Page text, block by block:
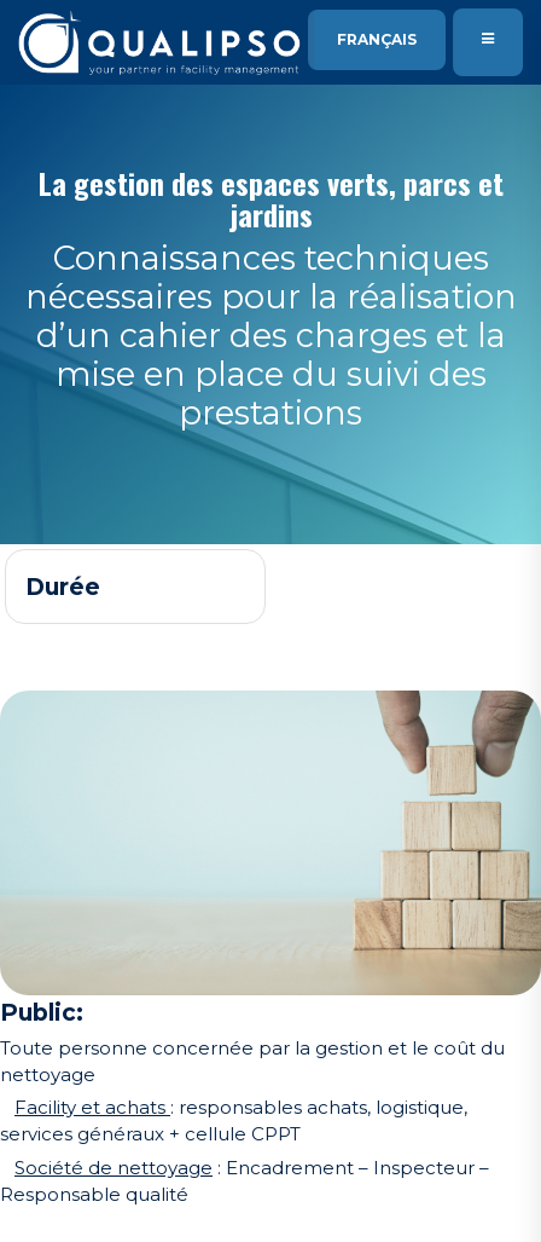
SE RENDRE AU CONTENU
FRANÇAIS
La gestion des espaces verts, parcs et
jardins
Connaissances techniques
nécessaires pour la réalisation
d’un cahier des charges et la
mise en place du suivi des
prestations
Durée
Public:
Toute personne concernée par la gestion et le coût du
nettoyage
Facility et achats : responsables achats, logistique,
services généraux + cellule CPPT
Société de nettoyage : Encadrement – Inspecteur –
Responsable qualité